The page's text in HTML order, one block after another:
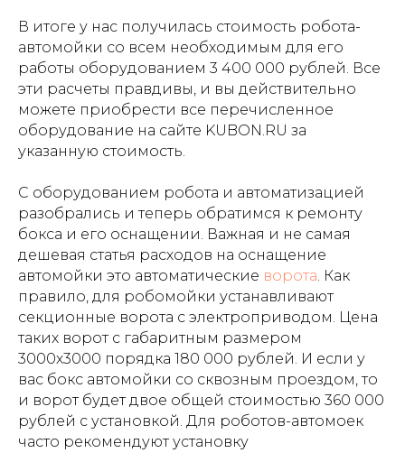
В итоге у нас получилась стоимость робота-
автомойки со всем необходимым для его
работы оборудованием 3 400 000 рублей. Все
эти расчеты правдивы, и вы действительно
можете приобрести все перечисленное
оборудование на сайте KUBON.RU за
указанную стоимость.
С оборудованием робота и автоматизацией
разобрались и теперь обратимся к ремонту
бокса и его оснащении. Важная и не самая
дешевая статья расходов на оснащение
автомойки это автоматические ворота. Как
правило, для робомойки устанавливают
секционные ворота с электроприводом. Цена
таких ворот с габаритным размером
3000х3000 порядка 180 000 рублей. И если у
вас бокс автомойки со сквозным проездом, то
и ворот будет двое общей стоимостью 360 000
рублей с установкой. Для роботов-автомоек
часто рекомендуют установку